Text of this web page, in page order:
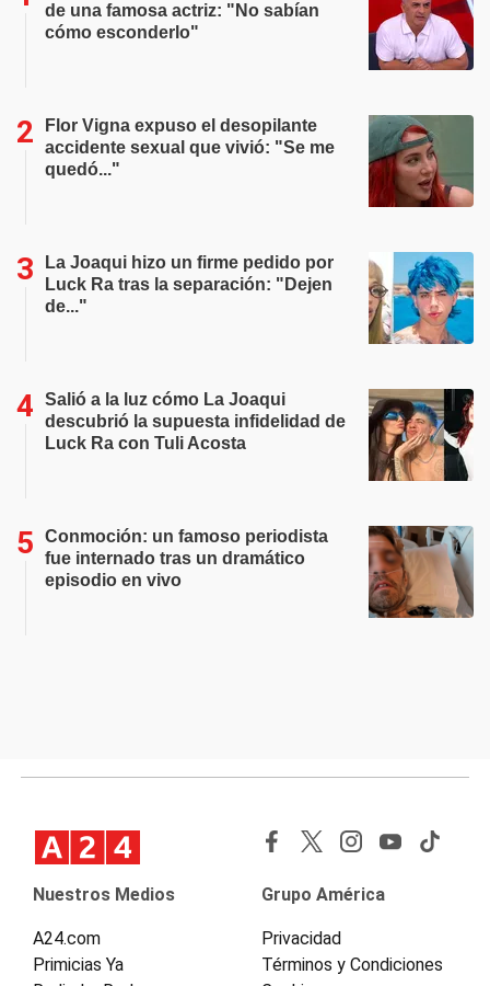
de una famosa actriz: "No sabían
cómo esconderlo"
Flor Vigna expuso el desopilante
accidente sexual que vivió: "Se me
quedó..."
La Joaqui hizo un firme pedido por
Luck Ra tras la separación: "Dejen
de..."
Salió a la luz cómo La Joaqui
descubrió la supuesta infidelidad de
Luck Ra con Tuli Acosta
Conmoción: un famoso periodista
fue internado tras un dramático
episodio en vivo
Nuestros Medios
A24.com
Primicias Ya
Grupo América
Privacidad
Términos y Condiciones